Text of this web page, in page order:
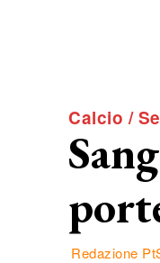
Calcio /
Redazione